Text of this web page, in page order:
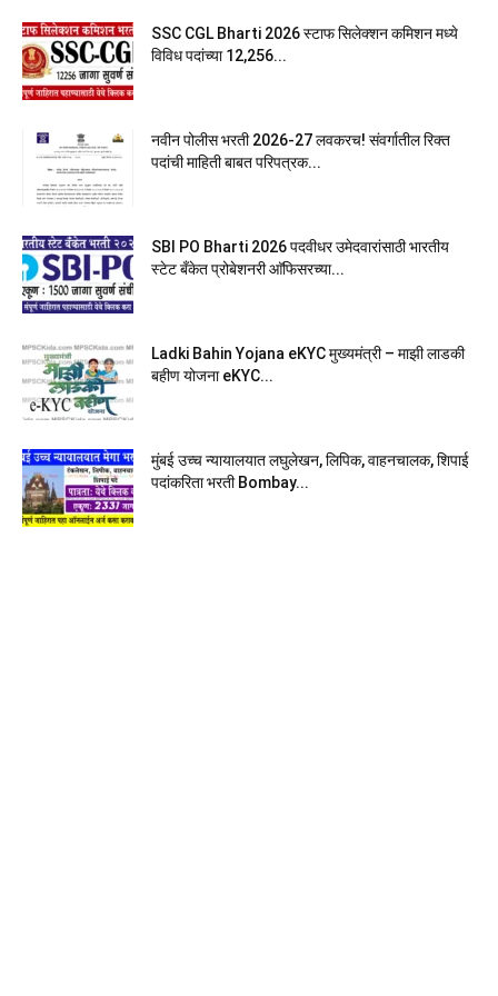
SSC CGL Bharti 2026 स्टाफ सिलेक्शन कमिशन मध्ये
विविध पदांच्या 12,256...
नवीन पोलीस भरती 2026-27 लवकरच! संवर्गातील रिक्त
पदांची माहिती बाबत परिपत्रक...
SBI PO Bharti 2026 पदवीधर उमेदवारांसाठी भारतीय
स्टेट बँकेत प्रोबेशनरी आ‍ॅफिसरच्या...
Ladki Bahin Yojana eKYC मुख्यमंत्री – माझी लाडकी
बहीण योजना eKYC...
मुंबई उच्च न्यायालयात लघुलेखन, लिपिक, वाहनचालक, शिपाई
पदांकरिता भरती Bombay...